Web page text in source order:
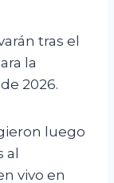
tras el
la
2026.
luego
vivo en